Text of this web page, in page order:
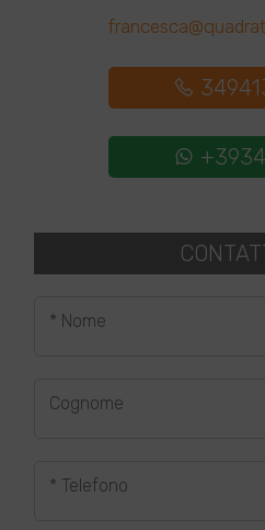
* Nome
Cognome
* Telefono